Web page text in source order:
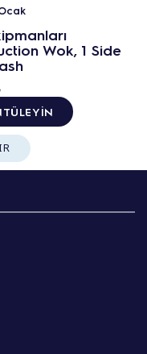
Wok, 1 Side